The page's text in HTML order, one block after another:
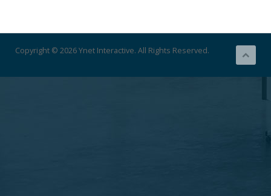
Copyright © 2026 Ynet Interactive. All Rights Reserved.